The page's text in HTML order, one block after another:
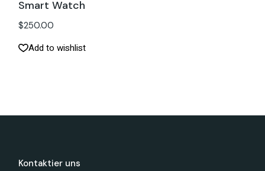
Smart Watch
$250.00
Add to wishlist
Kontaktier uns